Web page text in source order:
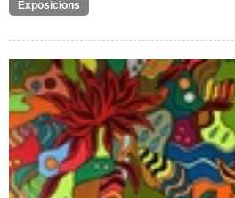
Exposicions